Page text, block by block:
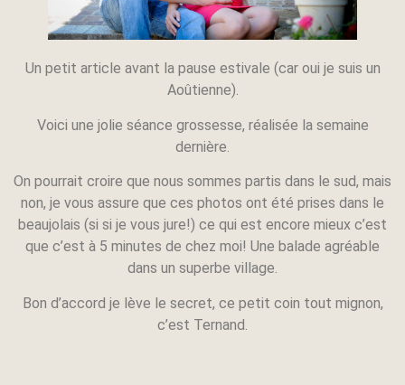
Un petit article avant la pause estivale (car oui je suis un
Aoûtienne).
Voici une jolie séance grossesse, réalisée la semaine
dernière.
On pourrait croire que nous sommes partis dans le sud, mais
non, je vous assure que ces photos ont été prises dans le
beaujolais (si si je vous jure!) ce qui est encore mieux c’est
que c’est à 5 minutes de chez moi! Une balade agréable
dans un superbe village.
Bon d’accord je lève le secret, ce petit coin tout mignon,
c’est Ternand.